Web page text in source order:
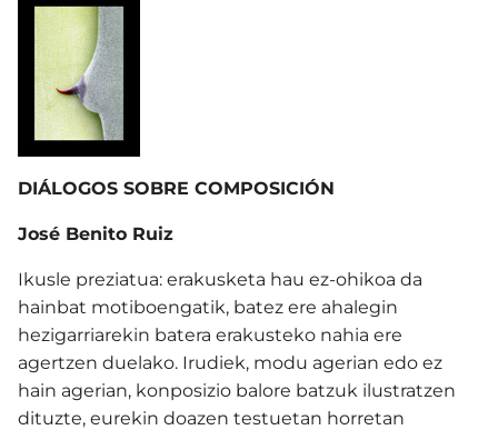
DIÁLOGOS SOBRE COMPOSICIÓN
José Benito Ruiz
Ikusle preziatua: erakusketa hau ez-ohikoa da
hainbat motiboengatik, batez ere ahalegin
hezigarriarekin batera erakusteko nahia ere
agertzen duelako. Irudiek, modu agerian edo ez
hain agerian, konposizio balore batzuk ilustratzen
dituzte, eurekin doazen testuetan horretan